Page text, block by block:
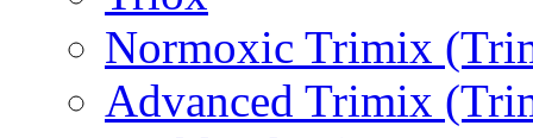
Normoxic Trimix
Advanced Trimix